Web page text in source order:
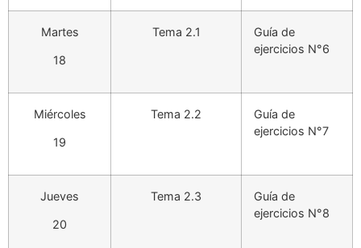
Martes
18
Tema 2.1
Guía de
ejercicios N°6
Miércoles
19
Tema 2.2
Guía de
ejercicios N°7
Jueves
20
Tema 2.3
Guía de
ejercicios N°8